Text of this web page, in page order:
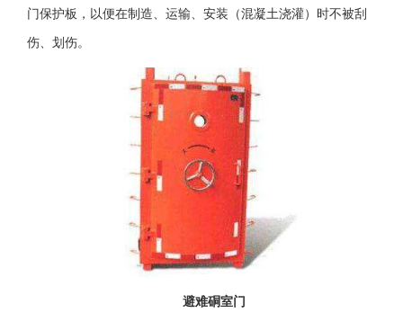
门保护板，以便在制造、运输、安装（混凝土浇灌）时不被刮
伤、划伤。
避难硐室门